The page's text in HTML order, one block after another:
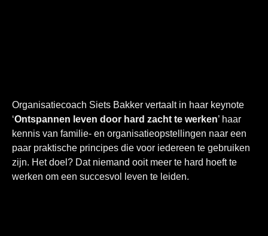
Organisatiecoach Siets Bakker vertaalt in haar keynote
‘Ontspannen leven door hard zacht te werken’ haar
kennis van familie- en organisatieopstellingen naar een
paar praktische principes die voor iedereen te gebruiken
zijn. Het doel? Dat niemand ooit meer te hard hoeft te
werken om een succesvol leven te leiden.